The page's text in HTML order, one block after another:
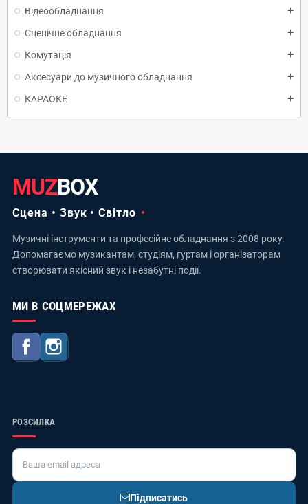
Відеообладнання add
Сценічне обладнання add
Комутація add
Аксесуари до музичного обладнання add
КАРАОКЕ add
MUZBOX
Сцена • Звук • Світло
Музичні інструменти та професійне обладнання з 2008 року.
Допомагаємо музикантам, студіям, гуртам і організаторам
створювати якісний звук і незабутні події.
МИ В СОЦМЕРЕЖАХ
Facebook
РОЗСИЛКА
Підписатись